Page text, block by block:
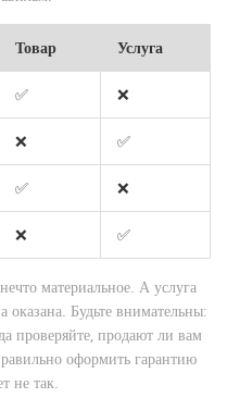
Товар Услуга
✅ ❌
❌ ✅
✅ ❌
❌ ✅
материальное. А услуга
оказана. Будьте внимательны:
проверяйте, продают ли вам
оформить гарантию
не так.